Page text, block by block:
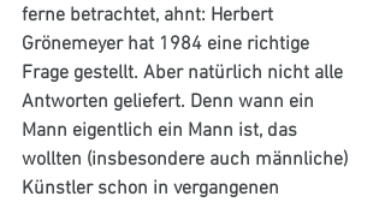
ferne betrachtet, ahnt: Herbert
Grönemeyer hat 1984 eine richtige
Frage gestellt. Aber natürlich nicht alle
Antworten geliefert. Denn wann ein
Mann eigentlich ein Mann ist, das
wollten (insbesondere auch männliche)
Künstler schon in vergangenen